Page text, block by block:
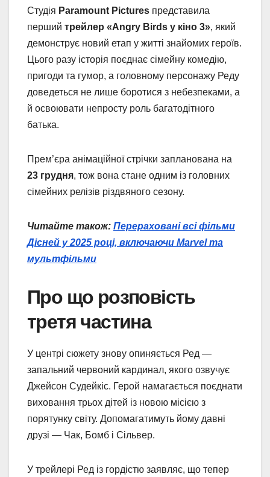
Студія Paramount Pictures представила
перший трейлер «Angry Birds у кіно 3», який
демонструє новий етап у житті знайомих героїв.
Цього разу історія поєднає сімейну комедію,
пригоди та гумор, а головному персонажу Реду
доведеться не лише боротися з небезпеками, а
й освоювати непросту роль багатодітного
батька.
Прем’єра анімаційної стрічки запланована на
23 грудня, тож вона стане одним із головних
сімейних релізів різдвяного сезону.
Читайте також: Перераховані всі фільми
Дісней у 2025 році, включаючи Marvel та
мультфільми
Про що розповість
третя частина
У центрі сюжету знову опиняється Ред —
запальний червоний кардинал, якого озвучує
Джейсон Судейкіс. Герой намагається поєднати
виховання трьох дітей із новою місією з
порятунку світу. Допомагатимуть йому давні
друзі — Чак, Бомб і Сільвер.
У трейлері Ред із гордістю заявляє, що тепер